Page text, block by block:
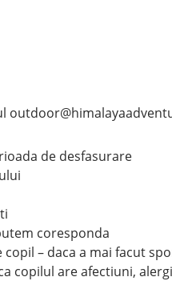
de desfasurare
coresponda
– daca a mai facut
copilul are afectiuni,